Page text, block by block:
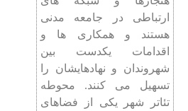
ارتباطی در جامعه مدنی
هستند و همکاری ها و
اقدامات یکدست بین
شهروندان و نهادهایشان را
تسهیل می کنند. محوطه
تئاتر شهر یکی از فضاهای